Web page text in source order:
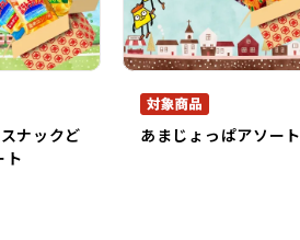
ナックど
ト
あまじょっぱアソート